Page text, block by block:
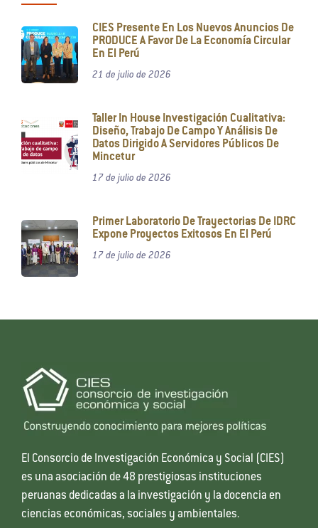
CIES Presente En Los Nuevos Anuncios De
PRODUCE A Favor De La Economía Circular
En El Perú
21 de julio de 2026
Taller In House Investigación Cualitativa:
Diseño, Trabajo De Campo Y Análisis De
Datos Dirigido A Servidores Públicos De
Mincetur
17 de julio de 2026
Primer Laboratorio De Trayectorias De IDRC
Expone Proyectos Exitosos En El Perú
17 de julio de 2026
El Consorcio de Investigación Económica y Social (CIES)
es una asociación de 48 prestigiosas instituciones
peruanas dedicadas a la investigación y la docencia en
ciencias económicas, sociales y ambientales.